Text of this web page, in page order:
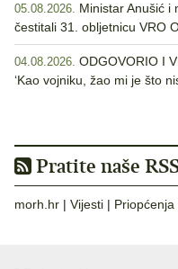
05.08.2026. Ministar Anušić i
čestitali 31. obljetnicu VRO
04.08.2026. ODGOVORIO I
‘Kao vojniku, žao mi je što
Pratite naše
morh.hr | Vijesti | Priopćenja